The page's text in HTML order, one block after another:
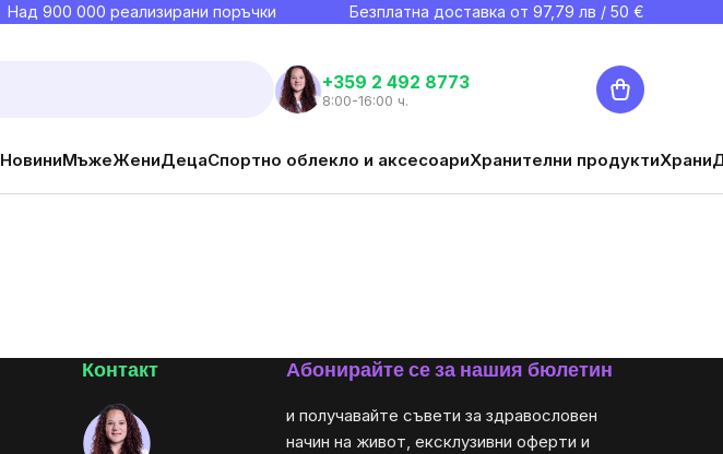
Над 900 000 реализирани поръчки Безплатна доставка от 97,79 лв / 50 €
+359 2 492 8773
8:00-16:00 ч.
Количка
НовиниМъжеЖениДецаСпортно облекло и аксесоариХранителни продуктиХрани
Контакт Абонирайте се за нашия бюлетин
и получавайте съвети за здравословен
начин на живот, ексклузивни оферти и